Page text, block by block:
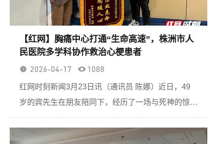
【红网】胸痛中心打通“生命高速”，株洲市人
民医院多学科协作救治心梗患者
2026-04-17 1088
红网时刻新闻3月23日讯（通讯员 陈娜）近日，49
岁的宾先生在朋友陪同下，经历了一场与死神的惊险
赛跑。从突发胸痛、心脏骤停，到多学科联合抢救、
成功开通血管，最终转危为安，株洲市人民医院胸痛